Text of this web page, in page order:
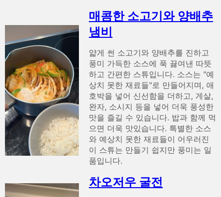
매콤한 소고기와 양배추
냄비
얇게 썬 소고기와 양배추를 진하고
풍미 가득한 소스에 푹 끓여낸 따뜻
하고 간편한 스튜입니다. 소스는 "예
상치 못한 재료들"로 만들어지며, 애
호박을 넣어 신선함을 더하고, 게살,
완자, 소시지 등을 넣어 더욱 풍성한
맛을 즐길 수 있습니다. 밥과 함께 먹
으면 더욱 맛있습니다. 특별한 소스
와 예상치 못한 재료들이 어우러진
이 스튜는 만들기 쉽지만 풍미는 일
품입니다.
차오저우 굴전